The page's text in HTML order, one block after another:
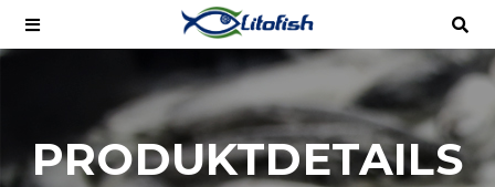
PRODUKTDETAILS